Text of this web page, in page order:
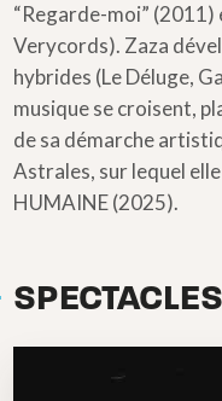
“Regarde-moi” (2011)
Verycords). Zaza
hybrides (Le Déluge,
musique se croisent,
de sa démarche
Astrales, sur lequel
HUMAINE (2025).
SPECTACLES